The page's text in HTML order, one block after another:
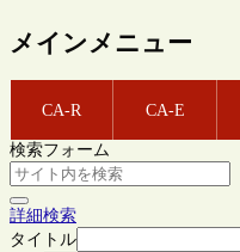
メインメニュー
CA-R CA-E
検索フォーム
詳細検索
タイトル